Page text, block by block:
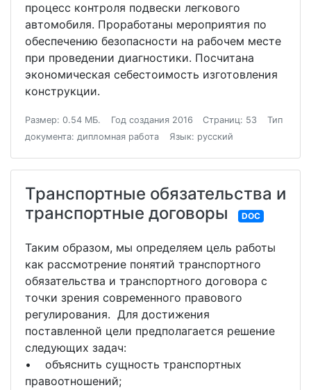
процесс контроля подвески легкового
автомобиля. Проработаны мероприятия по
обеспечению безопасности на рабочем месте
при проведении диагностики. Посчитана
экономическая себестоимость изготовления
конструкции.
Размер: 0.54 МБ. Год создания 2016 Страниц: 53
Тип
документа: дипломная работа
Язык: русский
Транспортные обязательства и
транспортные договоры
DOC
Таким образом, мы определяем цель работы
как рассмотрение понятий транспортного
обязательства и транспортного договора с
точки зрения современного правового
регулирования. Для достижения
поставленной цели предполагается решение
следующих задач:
• объяснить сущность транспортных
правоотношений;